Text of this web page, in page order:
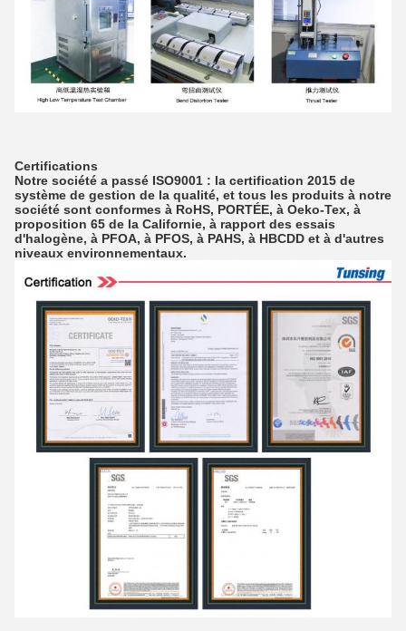
Certifications
Notre société a passé ISO9001 : la certification 2015 de
système de gestion de la qualité, et tous les produits à notre
société sont conformes à RoHS, PORTÉE, à Oeko-Tex, à
proposition 65 de la Californie, à rapport des essais
d'halogène, à PFOA, à PFOS, à PAHS, à HBCDD et à d'autres
niveaux environnementaux.